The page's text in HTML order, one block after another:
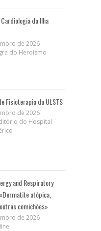
da Ilha
de 2026
do Heroísmo
Fisioterapia da ULSTS
de 2026
do Hospital
and Respiratory
atópica,
comichões»
de 2026